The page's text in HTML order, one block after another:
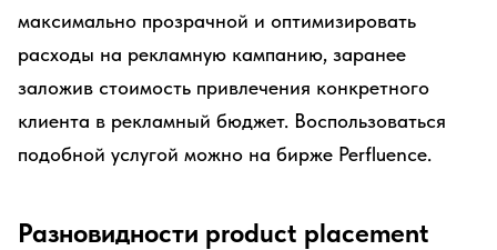
максимально прозрачной и оптимизировать
расходы на рекламную кампанию, заранее
заложив стоимость привлечения конкретного
клиента в рекламный бюджет. Воспользоваться
подобной услугой можно на бирже Perfluence.
Разновидности product placement